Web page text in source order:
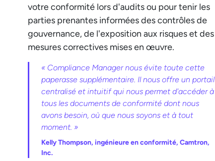
votre conformité lors d'audits ou pour tenir les
parties prenantes informées des contrôles de
gouvernance, de l'exposition aux risques et des
mesures correctives mises en œuvre.
« Compliance Manager nous évite toute cette
paperasse supplémentaire. Il nous offre un portail
centralisé et intuitif qui nous permet d'accéder à
tous les documents de conformité dont nous
avons besoin, où que nous soyons et à tout
moment. »
Kelly Thompson, ingénieure en conformité, Camtron,
Inc.